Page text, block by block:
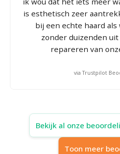
is esthetisch zeer
bij een echte haard
zonder duizenden
repareren van
via Trustpilot
Bekijk al onze
Toon meer